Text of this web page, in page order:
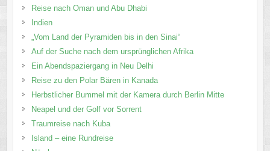
Reise nach Oman und Abu Dhabi
Indien
„Vom Land der Pyramiden bis in den Sinai“
Auf der Suche nach dem ursprünglichen Afrika
Ein Abendspaziergang in Neu Delhi
Reise zu den Polar Bären in Kanada
Herbstlicher Bummel mit der Kamera durch Berlin Mitte
Neapel und der Golf vor Sorrent
Traumreise nach Kuba
Island – eine Rundreise